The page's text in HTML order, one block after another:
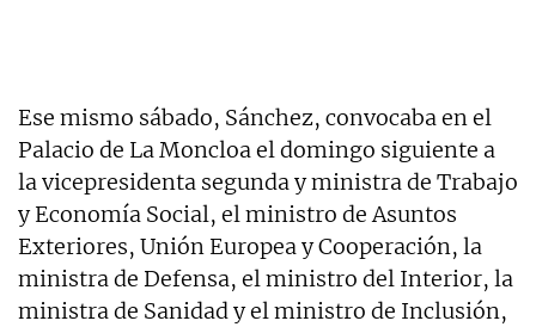
Ese mismo sábado, Sánchez, convocaba en el
Palacio de La Moncloa el domingo siguiente a
la vicepresidenta segunda y ministra de Trabajo
y Economía Social, el ministro de Asuntos
Exteriores, Unión Europea y Cooperación, la
ministra de Defensa, el ministro del Interior, la
ministra de Sanidad y el ministro de Inclusión,